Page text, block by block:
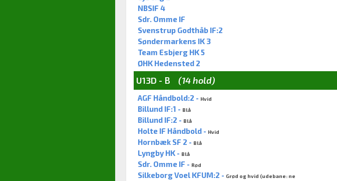
NBSIF 4
Sdr. Omme IF
Svenstrup Godthåb IF:2
Søndermarkens IK 3
Team Esbjerg HK 5
ØHK Hedensted 2
U13D - B (14 hold)
AGF Håndbold:2 - Hvid
Billund IF:1 - Blå
Billund IF:2 - Blå
Holte IF Håndbold - Hvid
Hornbæk SF 2 - Blå
Lyngby HK - Blå
Sdr. Omme IF - Rød
Silkeborg Voel KFUM:2 - Grød og hvid (udebane: ne